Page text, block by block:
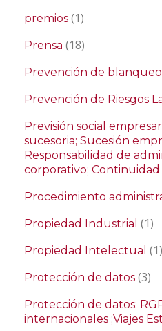
premios (1)
Prensa (18)
Prevención de
Prevención de Riesgos
Previsión social
sucesoria; Sucesión
Responsabilidad de
corporativo; Continuidad
Procedimiento
Propiedad Industrial (1)
Propiedad Intelectual (1)
Protección de datos (3)
Protección de datos;
internacionales ;Viajes